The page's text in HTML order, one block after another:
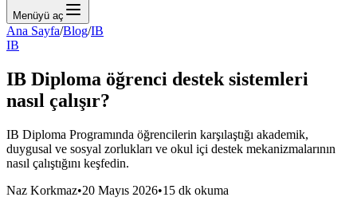
Menüyü aç
Ana Sayfa/Blog/IB
IB
IB Diploma öğrenci destek sistemleri
nasıl çalışır?
IB Diploma Programında öğrencilerin karşılaştığı akademik,
duygusal ve sosyal zorlukları ve okul içi destek mekanizmalarının
nasıl çalıştığını keşfedin.
Naz Korkmaz•20 Mayıs 2026•15 dk okuma